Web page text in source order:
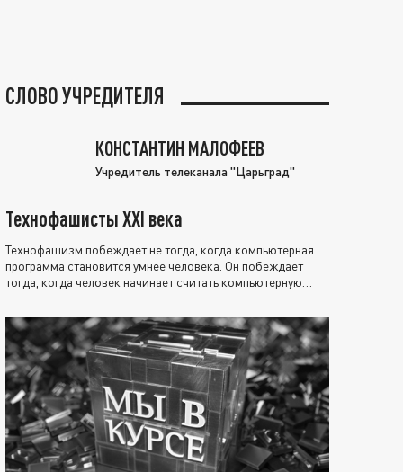
СЛОВО УЧРЕДИТЕЛЯ
КОНСТАНТИН МАЛОФЕЕВ
Учредитель телеканала "Царьград"
Технофашисты XXI века
Технофашизм побеждает не тогда, когда компьютерная
программа становится умнее человека. Он побеждает
тогда, когда человек начинает считать компьютерную